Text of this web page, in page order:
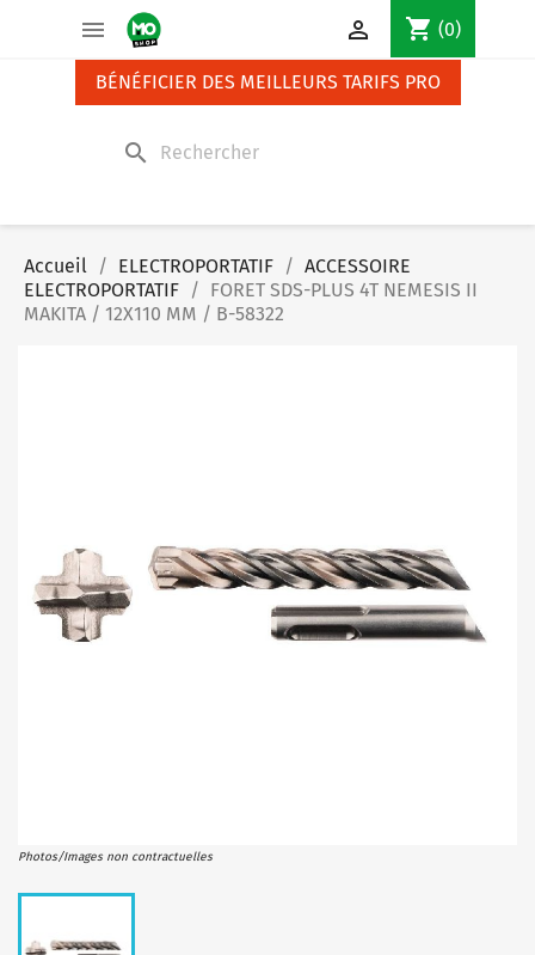
 shopping_cart (0)

BÉNÉFICIER DES MEILLEURS TARIFS PRO
search
Accueil ELECTROPORTATIF
ACCESSOIRE
ELECTROPORTATIF
FORET SDS-PLUS 4T NEMESIS II
MAKITA / 12X110 MM / B-58322
Photos/Images non contractuelles
Panneau de gestion des cookies